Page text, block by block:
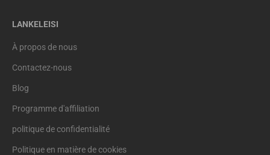
LANKELEISI
À propos de nous
Contactez-nous
Blog
Programme d'affiliation
politique de confidentialité
Politique en matière de cookies